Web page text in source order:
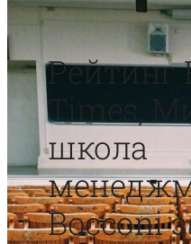
Рейтинг
Times,
школа
Bocconi